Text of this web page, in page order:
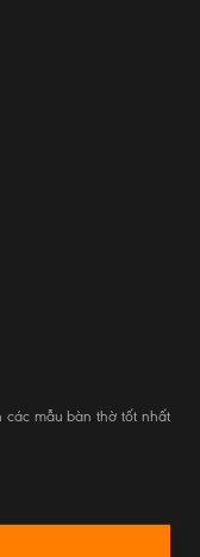
các mẫu bàn thờ tốt nhất